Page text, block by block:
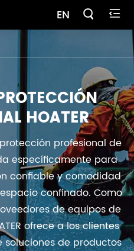
EN  
HOATER
profesional de
específicamente para
confiable y comodidad
confinado. Como
de equipos de
ofrece a los clientes
de productos